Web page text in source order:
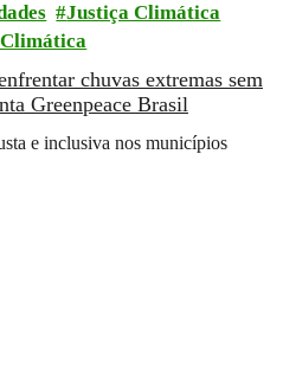
Justiça Climática
chuvas extremas sem
Greenpeace Brasil
e inclusiva nos municípios